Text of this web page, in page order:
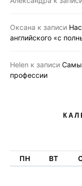
Оксана к записи
английского «с
Helen к записи
профессии
ПН ВТ